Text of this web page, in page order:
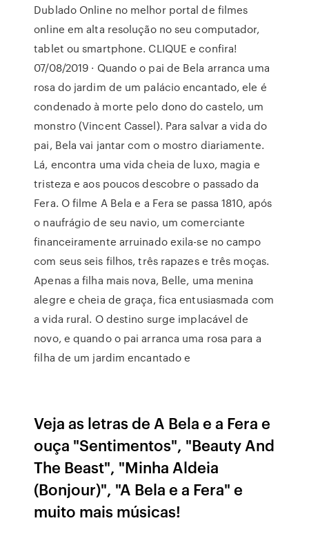
Dublado Online no melhor portal de filmes
online em alta resolução no seu computador,
tablet ou smartphone. CLIQUE e confira!
07/08/2019 · Quando o pai de Bela arranca uma
rosa do jardim de um palácio encantado, ele é
condenado à morte pelo dono do castelo, um
monstro (Vincent Cassel). Para salvar a vida do
pai, Bela vai jantar com o mostro diariamente.
Lá, encontra uma vida cheia de luxo, magia e
tristeza e aos poucos descobre o passado da
Fera. O filme A Bela e a Fera se passa 1810, após
o naufrágio de seu navio, um comerciante
financeiramente arruinado exila-se no campo
com seus seis filhos, três rapazes e três moças.
Apenas a filha mais nova, Belle, uma menina
alegre e cheia de graça, fica entusiasmada com
a vida rural. O destino surge implacável de
novo, e quando o pai arranca uma rosa para a
filha de um jardim encantado e
Veja as letras de A Bela e a Fera e
ouça "Sentimentos", "Beauty And
The Beast", "Minha Aldeia
(Bonjour)", "A Bela e a Fera" e
muito mais músicas!